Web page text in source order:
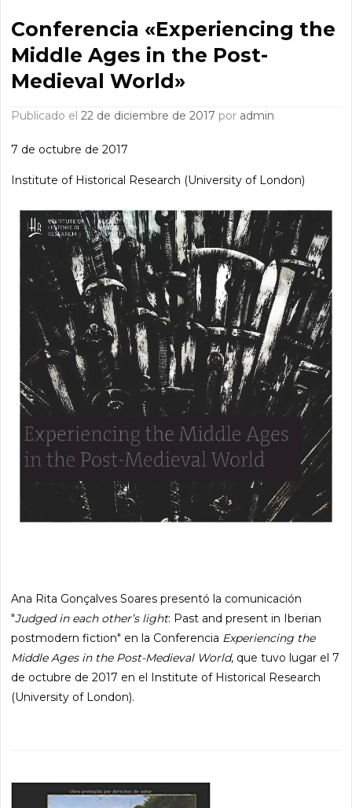
Conferencia «Experiencing the
Middle Ages in the Post-
Medieval World»
Publicado el22 de diciembre de 2017 por admin
7 de octubre de 2017
Institute of Historical Research (University of London)
Ana Rita Gonçalves Soares presentó la comunicación
"Judged in each other’s light: Past and present in Iberian
postmodern fiction" en la Conferencia Experiencing the
Middle Ages in the Post-Medieval World, que tuvo lugar el 7
de octubre de 2017 en el Institute of Historical Research
(University of London).